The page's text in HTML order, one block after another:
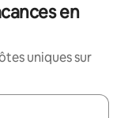
en
uniques sur